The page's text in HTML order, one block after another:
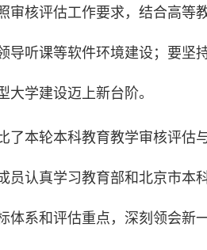
审核评估工作要求，结合高等
导听课等软件环境建设；要坚
大学建设迈上新台阶。
了本轮本科教育教学审核评估
员认真学习教育部和北京市本
体系和评估重点，深刻领会新